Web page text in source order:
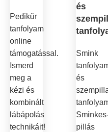
Pedikűr
tanfolyam
online
támogatással.
Ismerd
meg a
kézi és
kombinált
lábápolás
technikáit!
és
Smink
és
pillás